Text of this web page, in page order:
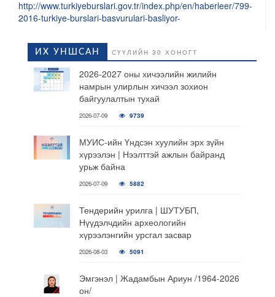
http://www.turkiyeburslari.gov.tr/index.php/en/haberleer/799-
2016-turkiye-burslari-basvurulari-basliyor-
ИХ УНШСАН СҮҮЛИЙН 30 ХОНОГТ
2026-2027 оны хичээлийн жилийн
намрын улирлын хичээл зохион
байгуулалтын тухай
2026-07-09 9739
МУИС-ийн Үндсэн хуулийн эрх зүйн
хүрээлэн | Нээлттэй ажлын байранд
урьж байна
2026-07-09 5882
Тендерийн урилга | ШУТУБП,
Нүүдэлчдийн археологийн
хүрээлэнгийн урсгал засвар
2026-08-03 5091
Эмгэнэл | Жадамбын Ариун /1964-2026
он/